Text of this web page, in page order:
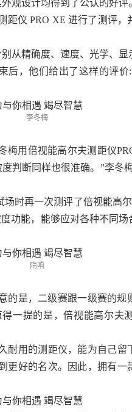
观设计均得到了公认的好
仪 PRO XE 进行了测评，
从精确度、速度、光学、
后，他们给出了这样的评价
李冬梅
梅用倍视能高尔夫测距仪
判断同样也很准确。”李冬
时再一次测评了倍视能高
功能，能够应对各种不同
隋响
的是，二级赛跟一级赛的
一提的是，倍视能高尔夫
用的测距仪，能为自己留
更好的名次。因此，拥有一